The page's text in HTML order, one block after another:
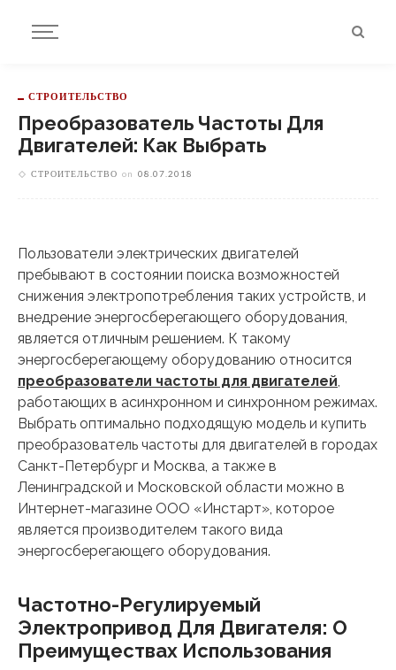
СТРОИТЕЛЬСТВО
Преобразователь Частоты Для
Двигателей: Как Выбрать
СТРОИТЕЛЬСТВО on 08.07.2018
Пользователи электрических двигателей
пребывают в состоянии поиска возможностей
снижения электропотребления таких устройств, и
внедрение энергосберегающего оборудования,
является отличным решением. К такому
энергосберегающему оборудованию относится
преобразователи частоты для двигателей,
работающих в асинхронном и синхронном режимах.
Выбрать оптимально подходящую модель и купить
преобразователь частоты для двигателей в городах
Санкт-Петербург и Москва, а также в
Ленинградской и Московской области можно в
Интернет-магазине ООО «Инстарт», которое
является производителем такого вида
энергосберегающего оборудования.
Частотно-Регулируемый
Электропривод Для Двигателя: О
Преимуществах Использования